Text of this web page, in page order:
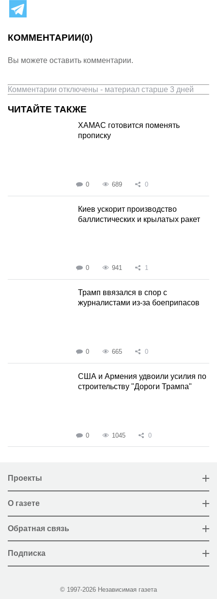
КОММЕНТАРИИ(0)
Вы можете оставить комментарии.
Комментарии отключены - материал старше 3 дней
ЧИТАЙТЕ ТАКЖЕ
ХАМАС готовится поменять
прописку
0 689 0
Киев ускорит производство
баллистических и крылатых ракет
0 941 1
Трамп ввязался в спор с
журналистами из-за боеприпасов
0 665 0
США и Армения удвоили усилия по
строительству "Дороги Трампа"
0 1045 0
Проекты
О газете
Обратная связь
Подписка
© 1997-2026 Независимая газета